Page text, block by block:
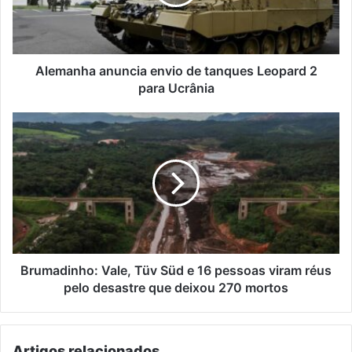
para
Ucrânia
Alemanha anuncia envio de tanques Leopard 2
para Ucrânia
Brumadinho:
Vale,
Tüv
Süd
e
16
pessoas
viram
réus
pelo
deixou
Brumadinho: Vale, Tüv Süd e 16 pessoas viram réus
pelo desastre que deixou 270 mortos